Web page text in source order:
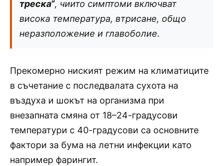
треска“, чиито симптоми включват
висока температура, втрисане, общо
неразположение и главоболие.
Прекомерно ниският режим на климатиците
в съчетание с последвалата сухота на
въздуха и шокът на организма при
внезапната смяна от 18–24-градусови
температури с 40-градусови са основните
фактори за бума на летни инфекции като
например фарингит.